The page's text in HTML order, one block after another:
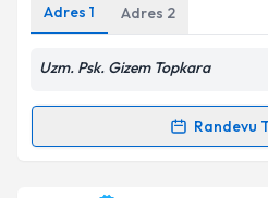
Metni'ni okudum ve
kapsamda işlenmesini
Adres 1 Adres 2
Uzm. Psk. Gizem Topkara
Randevu
Randevu Takvimi